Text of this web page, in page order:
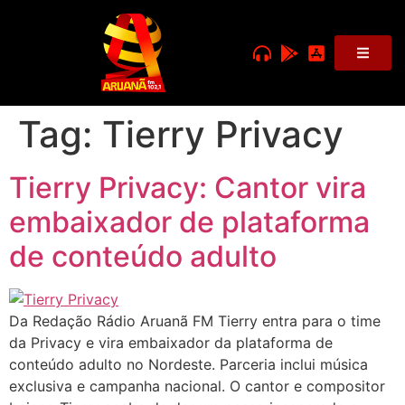
Tag: Tierry Privacy
Tierry Privacy: Cantor vira
embaixador de plataforma
de conteúdo adulto
Da Redação Rádio Aruanã FM Tierry entra para o time
da Privacy e vira embaixador da plataforma de
conteúdo adulto no Nordeste. Parceria inclui música
exclusiva e campanha nacional. O cantor e compositor